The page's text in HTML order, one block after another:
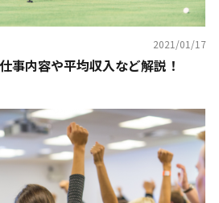
2021/01/17
事内容や平均収入など解説！